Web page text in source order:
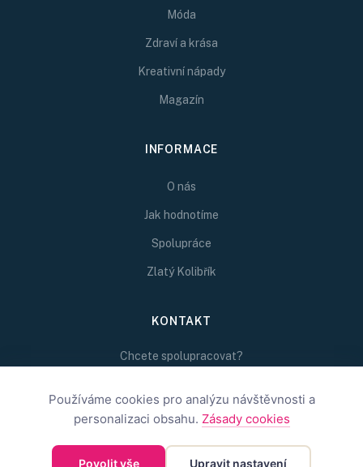
Móda
Zdraví a krása
Kreativní nápady
Magazín
INFORMACE
O nás
Jak hodnotíme
Spolupráce
Zlatý Kolibřík
KONTAKT
Chcete spolupracovat?
redakce@inspirativni.cz
Používáme cookies pro analýzu návštěvnosti a
personalizaci obsahu. Zásady cookies
Povolit vše Upravit nastavení